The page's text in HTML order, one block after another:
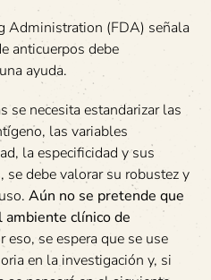
Administration (FDA) señala
anticuerpos debe
ayuda.
se necesita estandarizar las
las variables
la especificidad y sus
debe valorar su robustez y
Aún no se pretende que
ambiente clínico de
eso, se espera que se use
en la investigación y, si